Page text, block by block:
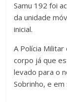
Samu 192 foi
da unidade
inicial.
A Polícia
corpo já que
levado para o
Sobrinho, e